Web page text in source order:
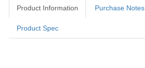
Product Information Purchase Notes
Product Spec